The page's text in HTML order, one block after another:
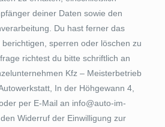
deiner Daten sowie den
Du hast ferner das
sperren oder löschen zu
richtest du bitte schriftlich an
Kfz – Meisterbetrieb
In der Höhgewann 4,
per E-Mail an info@auto-im-
Widerruf der Einwilligung zur